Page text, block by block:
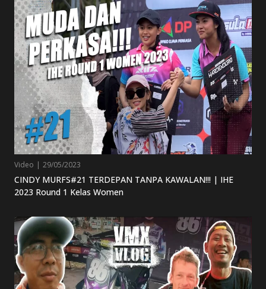
Video | 29/05/2023
CINDY MURFS#21 TERDEPAN TANPA KAWALAN!!! | IHE
2023 Round 1 Kelas Women